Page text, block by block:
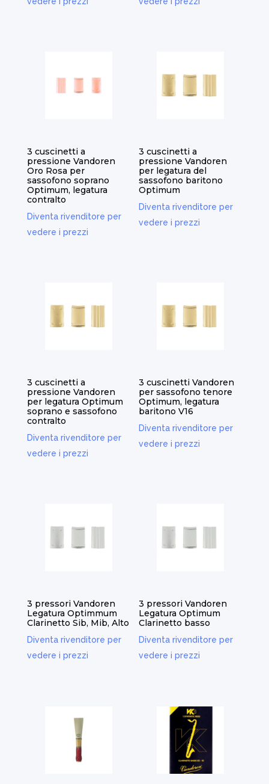
3 cuscinetti a
pressione Vandoren
Oro Rosa per
sassofono soprano
Optimum, legatura
contralto
Diventa rivenditore per
vedere i prezzi
3 cuscinetti a
pressione Vandoren
per legatura del
sassofono baritono
Optimum
Diventa rivenditore per
vedere i prezzi
3 cuscinetti a
pressione Vandoren
per legatura Optimum
soprano e sassofono
contralto
Diventa rivenditore per
vedere i prezzi
3 cuscinetti Vandoren
per sassofono tenore
Optimum, legatura
baritono V16
Diventa rivenditore per
vedere i prezzi
3 pressori Vandoren
Legatura Optimmum
Clarinetto Sib, Mib, Alto
Diventa rivenditore per
vedere i prezzi
3 pressori Vandoren
Legatura Optimum
Clarinetto basso
Diventa rivenditore per
vedere i prezzi